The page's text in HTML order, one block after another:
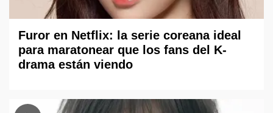
Furor en Netflix: la serie coreana ideal
para maratonear que los fans del K-
drama están viendo